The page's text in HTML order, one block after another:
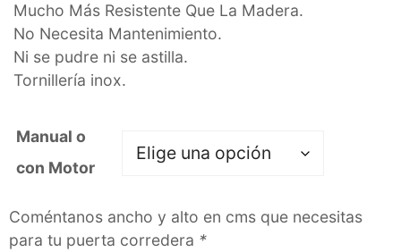
Mucho Más Resistente Que La Madera.
No Necesita Mantenimiento.
Ni se pudre ni se astilla.
Tornillería inox.
Manual o
con Motor
Coméntanos ancho y alto en cms que necesitas
para tu puerta corredera *